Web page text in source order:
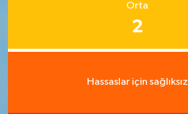
Orta
2
Hassaslar için sağlıksız